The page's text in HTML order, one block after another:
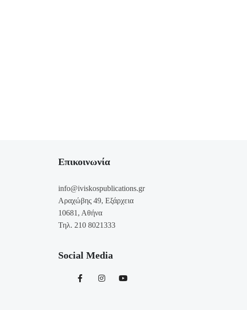
Επικοινωνία
info@iviskospublications.gr
Αραχώβης 49, Εξάρχεια
10681, Αθήνα
Τηλ. 210 8021333
Social Media